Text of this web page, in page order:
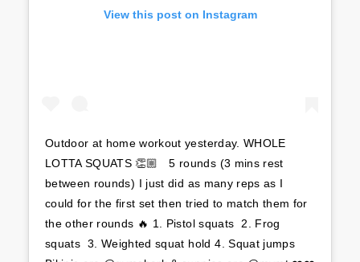
View this post on Instagram
Outdoor at home workout yesterday. WHOLE
LOTTA SQUATS 👏🏼 ⁣ ⁣ 5 rounds (3 mins rest
between rounds)⁣ I just did as many reps as I
could for the first set then tried to match them for
the other rounds 🔥⁣ 1. Pistol squats ⁣ 2. Frog
squats ⁣ 3. Weighted squat hold⁣ 4. Squat jumps ⁣ ⁣